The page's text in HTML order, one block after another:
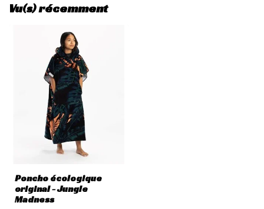
Vu(s) récemment
Poncho écologique
original - Jungle
Madness